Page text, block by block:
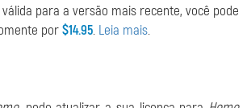
para a versão mais recente, você pode
por$14.95. Leia mais.